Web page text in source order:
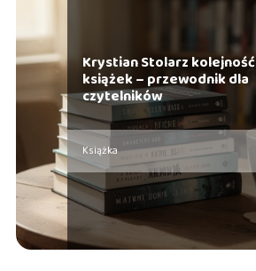
Krystian Stolarz kolejność
książek – przewodnik dla
czytelników
Książka